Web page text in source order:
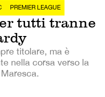
PREMIER LEAGUE
tutti tranne
titolare, ma è
nella corsa verso la